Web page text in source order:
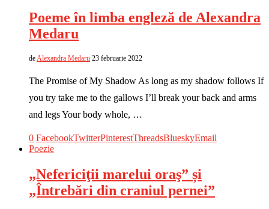
Poeme în limba engleză de Alexandra
Medaru
deAlexandra Medaru 23 februarie 2022
The Promise of My Shadow As long as my shadow follows If
you try take me to the gallows I’ll break your back and arms
and legs Your body whole, …
0 FacebookTwitterPinterestThreadsBlueskyEmail
Poezie
„Nefericiţii marelui oraş” și
„Întrebări din craniul pernei”